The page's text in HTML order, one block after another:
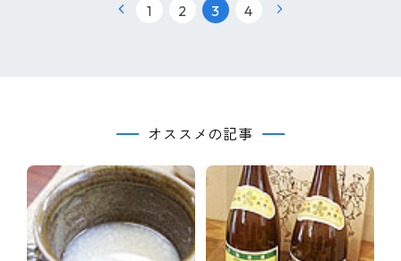
1 2 3 4
オススメの記事